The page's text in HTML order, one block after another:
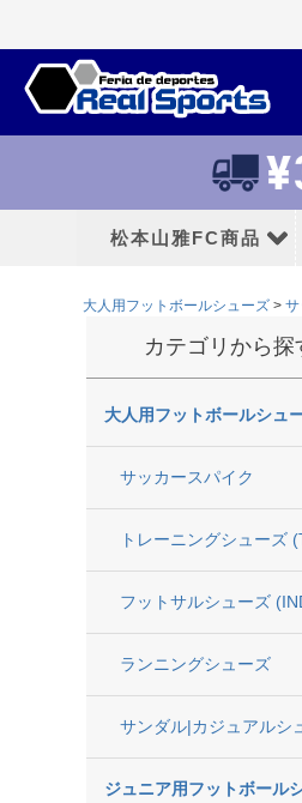
松本山雅FC商品
松本山雅FCユニ
2026シーズン
adidas選手着用商品
adidas Matsumoto
松本山雅FC商品
大人用フットボールシューズ サ
カテゴリから探
大人用フットボールシュ
サッカースパイク
トレーニングシューズ
フットサルシューズ
ランニングシューズ
サンダル|カジュアルシ
ジュニア用フットボール